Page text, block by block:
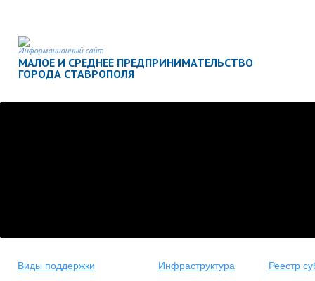
Информационный сайт
МАЛОЕ И СРЕДНЕЕ ПРЕДПРИНИМАТЕЛЬСТВО
ГОРОДА СТАВРОПОЛЯ
Виды поддержки Инфраструктура
Реестр